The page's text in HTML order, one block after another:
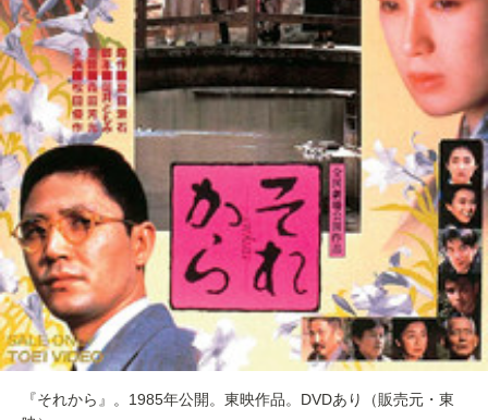
『それから』。1985年公開。東映作品。DVDあり（販売元・東